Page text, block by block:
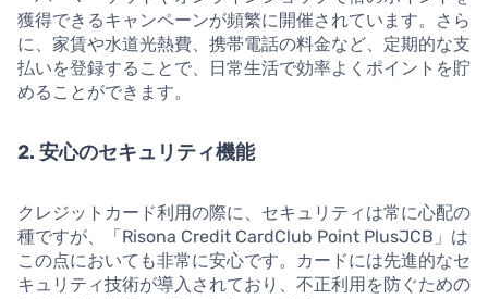
獲得できるキャンペーンが頻繁に開催されています。さら
に、家賃や水道光熱費、携帯電話の料金など、定期的な支
払いを登録することで、日常生活で効率よくポイントを貯
めることができます。
2. 安心のセキュリティ機能
クレジットカード利用の際に、セキュリティは常に心配の
種ですが、「Risona Credit CardClub Point PlusJCB」は
この点においても非常に安心です。カードには先進的なセ
キュリティ技術が導入されており、不正利用を防ぐための